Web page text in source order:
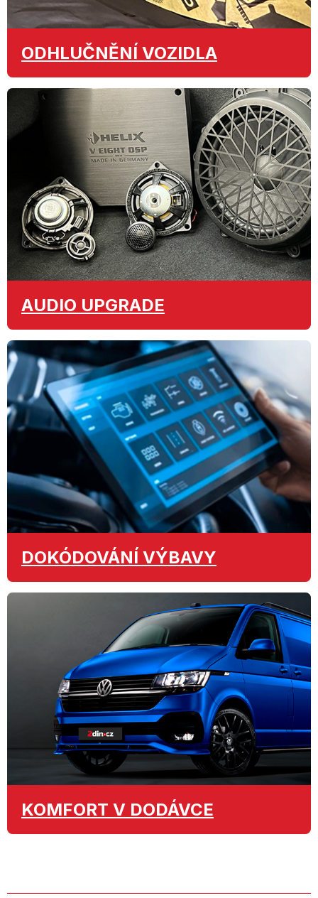
ODHLUČNĚNÍ VOZIDLA
AUDIO UPGRADE
DOKÓDOVÁNÍ VÝBAVY
KOMFORT V DODÁVCE